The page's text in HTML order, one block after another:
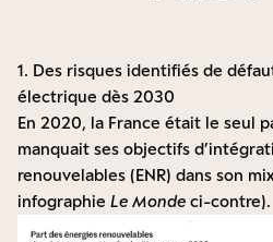
1. Des risques identifiés de
électrique dès 2030
En 2020, la France était le seul
manquait ses objectifs
renouvelables (ENR) dans son
infographie Le Monde ci-contre).